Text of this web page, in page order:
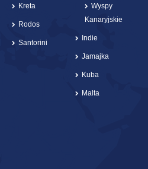
Kreta
Rodos
Santorini
Wyspy
Kanaryjskie
Indie
Jamajka
Kuba
Malta